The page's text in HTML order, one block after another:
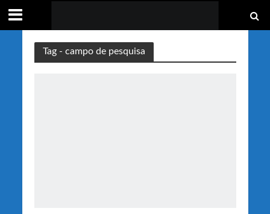
Tag - campo de pesquisa